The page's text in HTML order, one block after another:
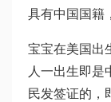
具有中国国籍
宝宝在美国出
人一出生即是
民发签证的，